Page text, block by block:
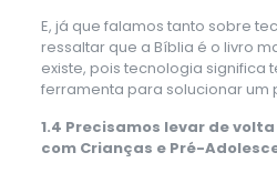
E, já que falamos tanto sobre
ressaltar que a Bíblia é o livro
existe, pois tecnologia significa
ferramenta para solucionar um
1.4 Precisamos levar de
com Crianças e Pré-